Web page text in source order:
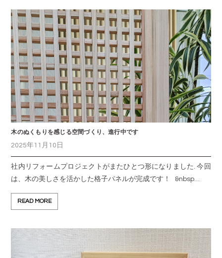
木のぬくもりを感じる空間づくり、進行中です
2025年11月10日
社内リフォームプロジェクトがまたひとつ形になりました. 今回
は、木の美しさを活かした格子パネルが完成です！ &nbsp…
READ MORE